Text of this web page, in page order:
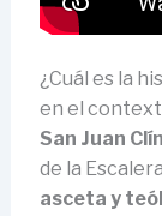
¿Cuál es la
en el
San Juan
de la
asceta y